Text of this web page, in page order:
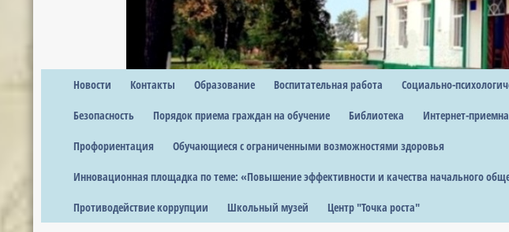
Новости Контакты Образование Воспитательная работа Социально-
Безопасность Порядок приема граждан на обучение Библиотека Интернет-
Профориентация Обучающиеся с ограниченными возможностями здоровья
Инновационная площадка по теме: «Повышение эффективности и качества начального
Противодействие коррупции Школьный музей Центр "Точка роста"